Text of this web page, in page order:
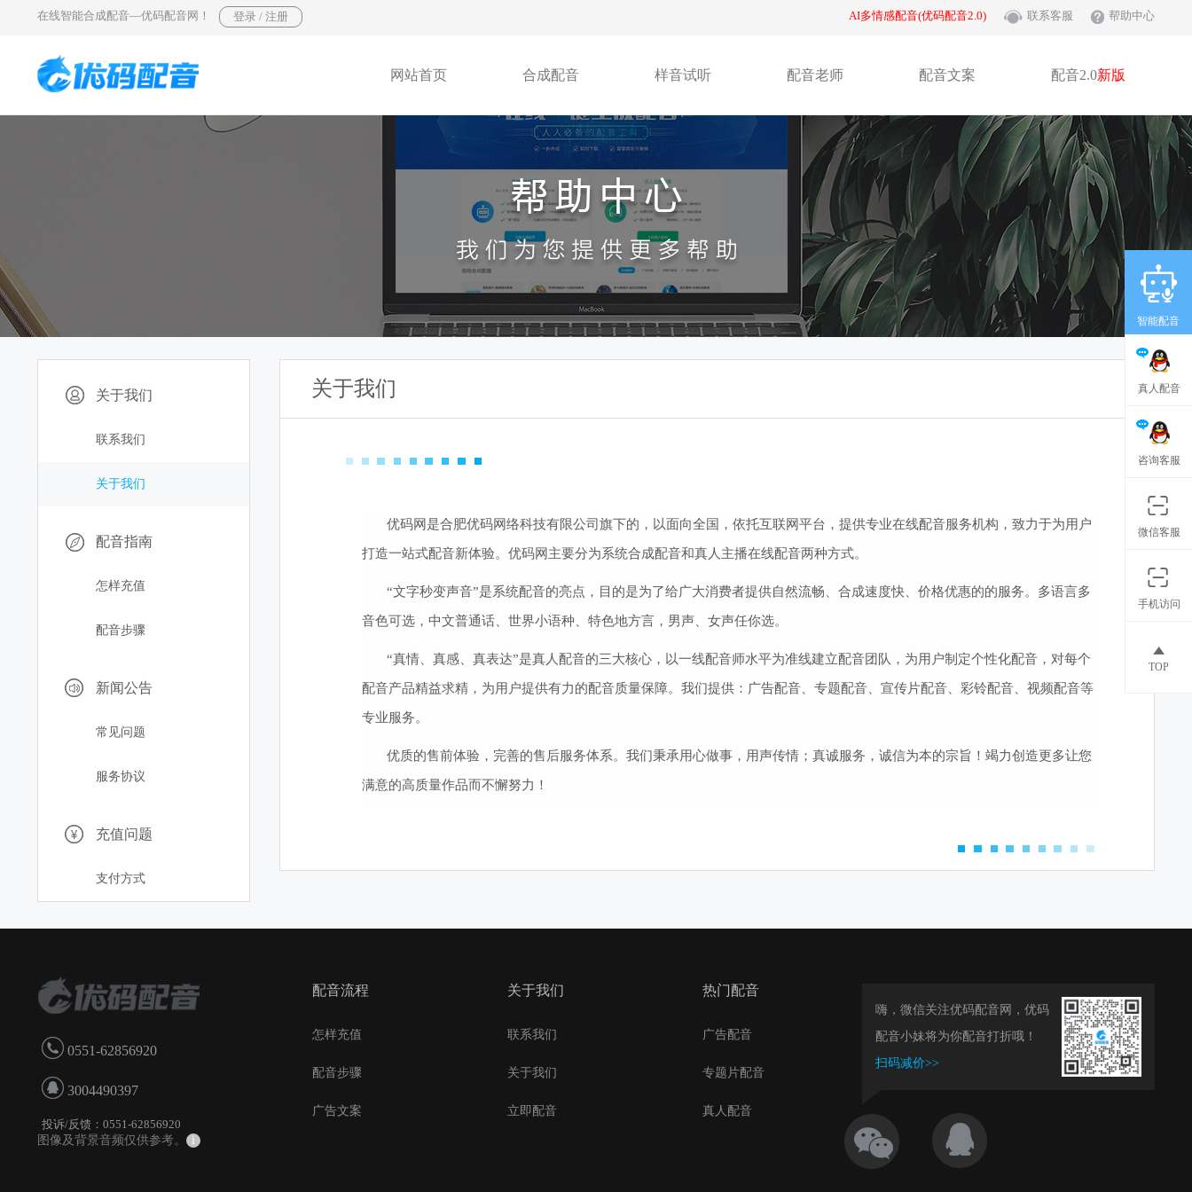
在线智能合成配音—优码配音网！ AI多情感配音(优码配音2.0) 联系客服 帮助中心
网站首页 合成配音 样音试听 配音老师 配音文案 配音2.0新版
关于我们
联系我们
关于我们
配音指南
怎样充值
配音步骤
新闻公告
常见问题
服务协议
充值问题
支付方式
关于我们
优码网是合肥优码网络科技有限公司旗下的，以面向全国，依托互联网平台，提供专业在线配音服务机构，致力于为用户
打造一站式配音新体验。优码网主要分为系统合成配音和真人主播在线配音两种方式。
“文字秒变声音”是系统配音的亮点，目的是为了给广大消费者提供自然流畅、合成速度快、价格优惠的的服务。多语言多
音色可选，中文普通话、世界小语种、特色地方言，男声、女声任你选。
“真情、真感、真表达”是真人配音的三大核心，以一线配音师水平为准线建立配音团队，为用户制定个性化配音，对每个
配音产品精益求精，为用户提供有力的配音质量保障。我们提供：广告配音、专题配音、宣传片配音、彩铃配音、视频配音等
专业服务。
优质的售前体验，完善的售后服务体系。我们秉承用心做事，用声传情；真诚服务，诚信为本的宗旨！竭力创造更多让您
满意的高质量作品而不懈努力！
0551-62856920
3004490397
投诉/反馈：0551-62856920
图像及背景音频仅供参考。
i
配音流程
怎样充值
配音步骤
广告文案
关于我们
联系我们
关于我们
立即配音
热门配音
广告配音
专题片配音
真人配音
嗨，微信关注优码配音网，优码
配音小妹将为你配音打折哦！
扫码减价>>
智能配音
真人配音
咨询客服
微信客服
手机访问
TOP